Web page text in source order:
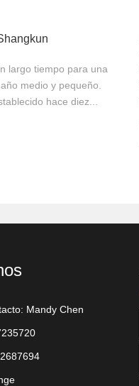
largo tiempo para una
medio y pequeño.
hace diez...
Mandy Chen